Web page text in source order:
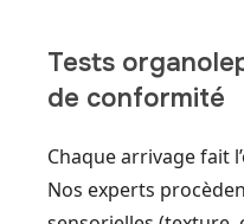
Tests
de conformité
Chaque arrivage fait
Nos experts